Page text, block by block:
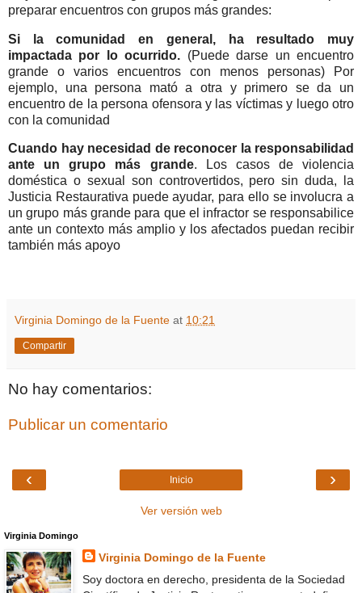
preparar encuentros con grupos más grandes:
Si la comunidad en general, ha resultado muy
impactada por lo ocurrido. (Puede darse un encuentro
grande o varios encuentros con menos personas) Por
ejemplo, una persona mató a otra y primero se da un
encuentro de la persona ofensora y las víctimas y luego otro
con la comunidad
Cuando hay necesidad de reconocer la responsabilidad
ante un grupo más grande. Los casos de violencia
doméstica o sexual son controvertidos, pero sin duda, la
Justicia Restaurativa puede ayudar, para ello se involucra a
un grupo más grande para que el infractor se responsabilice
ante un contexto más amplio y los afectados puedan recibir
también más apoyo
Virginia Domingo de la Fuente at 10:21
Compartir
No hay comentarios:
Publicar un comentario
‹ ›
Inicio
Ver versión web
Virginia Domingo
Virginia Domingo de la Fuente
Soy doctora en derecho, presidenta de la Sociedad